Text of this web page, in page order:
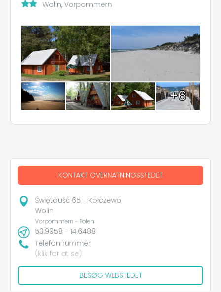
Wolin, Vorpommern
+6
KONTAKT OVERNATNINGSSTEDET
Świętouść 65 - Kołczewo
Wolin
Vorpommern - Polen
53.9958 - 14.6488
Telefonnummer
(klik for at se)
BESØG WEBSTEDET